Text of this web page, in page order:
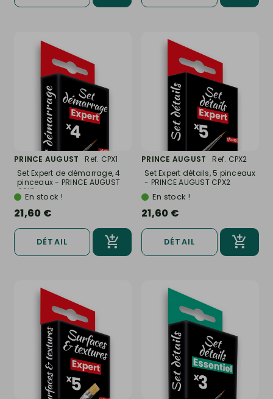
PRINCE AUGUST
Ref. CPX1
Set Expert de démarrage, 4
pinceaux - PRINCE AUGUST
CPX1En stock !
21,60 €
DÉTAIL
PRINCE AUGUST
Ref. CPX2
Set Expert détails, 5 pinceaux
- PRINCE AUGUST CPX2
En stock !
21,60 €
DÉTAIL